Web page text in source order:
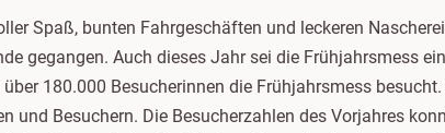
Spaß, bunten Fahrgeschäften und leckeren
gegangen. Auch dieses Jahr sei die Frühjahrsmess
180.000 Besucherinnen die Frühjahrsmess
und Besuchern. Die Besucherzahlen des Vorjahres